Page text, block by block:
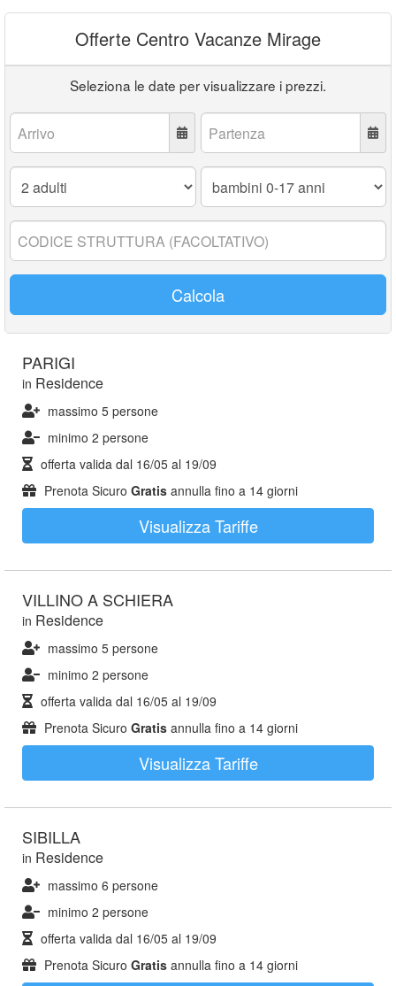
Offerte Centro Vacanze Mirage
Seleziona le date per visualizzare i prezzi.
Arrivo: Partenza:
Adulti:
Bambini
17
Codice
struttura:
Calcola
PARIGI
in Residence
massimo 5 persone
minimo 2 persone
offerta valida dal 16/05 al 19/09
Prenota Sicuro Gratis annulla fino a 14 giorni
Visualizza Tariffe
VILLINO A SCHIERA
in Residence
massimo 5 persone
minimo 2 persone
offerta valida dal 16/05 al 19/09
Prenota Sicuro Gratis annulla fino a 14 giorni
Visualizza Tariffe
SIBILLA
in Residence
massimo 6 persone
minimo 2 persone
offerta valida dal 16/05 al 19/09
Prenota Sicuro Gratis annulla fino a 14 giorni